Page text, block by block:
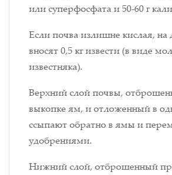
или суперфосфата и 50-60 г
Если почва излишне кислая,
вносят 0,5 кг извести (в виде
известняка).
Верхний слой почвы,
выкопке ям, и отложенный в
ссыпают обратно в ямы и
удобрениями.
Нижний слой, отброшенный